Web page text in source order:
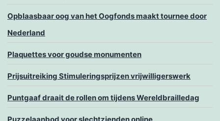
Opblaasbaar oog van het Oogfonds maakt tournee door
Nederland
Plaquettes voor goudse monumenten
Prijsuitreiking Stimuleringsprijzen vrijwilligerswerk
Puntgaaf draait de rollen om tijdens Wereldbrailledag